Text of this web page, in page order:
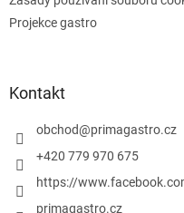
Projekce gastro
Kontakt
obchod@primagastro.cz
+420 779 970 675
https://
primagastro.cz